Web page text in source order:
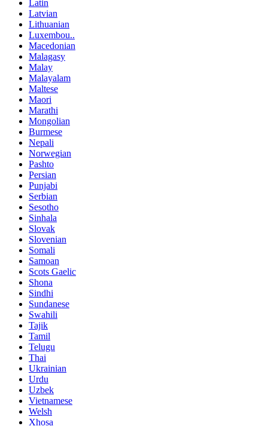
Latin
Latvian
Lithuanian
Luxembou..
Macedonian
Malagasy
Malay
Malayalam
Maltese
Maori
Marathi
Mongolian
Burmese
Nepali
Norwegian
Pashto
Persian
Punjabi
Serbian
Sesotho
Sinhala
Slovak
Slovenian
Somali
Samoan
Scots Gaelic
Shona
Sindhi
Sundanese
Swahili
Tajik
Tamil
Telugu
Thai
Ukrainian
Urdu
Uzbek
Vietnamese
Welsh
Xhosa